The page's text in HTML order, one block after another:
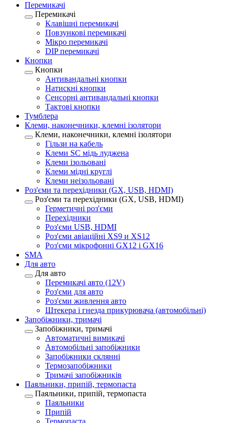
Перемикачі
Перемикачі
Клавішні перемикачі
Повзункові перемикачі
Мікро перемикачі
DIP перемикачі
Кнопки
Кнопки
Антивандальні кнопки
Натискні кнопки
Сенсорні антивандальні кнопки
Тактові кнопки
Тумблера
Клеми, наконечники, клемні ізолятори
Клеми, наконечники, клемні ізолятори
Гільзи на кабель
Клеми SC мідь луджена
Клеми ізольовані
Клеми мідні круглі
Клеми неізольовані
Роз'єми та перехідники (GX, USB, HDMI)
Роз'єми та перехідники (GX, USB, HDMI)
Герметичні роз'єми
Перехідники
Роз'єми USB, HDMI
Роз'єми авіаційні XS9 и XS12
Роз'єми мікрофонні GX12 і GX16
SMA
Для авто
Для авто
Перемикачі авто (12V)
Роз'єми для авто
Роз'єми живлення авто
Штекера і гнезда прикурювача (автомобільні)
Запобіжники, тримачі
Запобіжники, тримачі
Автоматичні вимикачі
Автомобільні запобіжники
Запобіжники склянні
Термозапобіжники
Тримачі запобіжників
Паяльники, припій, термопаста
Паяльники, припій, термопаста
Паяльники
Припій
Термопаста